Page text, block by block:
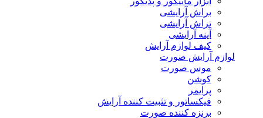
براش آرایشی
تراش آرایشی
آینه آرایشی
کیف لوازم آرایش
لوازم آرایش صورت
موس صورت
کوشن
پرایمر
فیکساتور و تثبیت کننده آرایش
برنزه کننده صورت